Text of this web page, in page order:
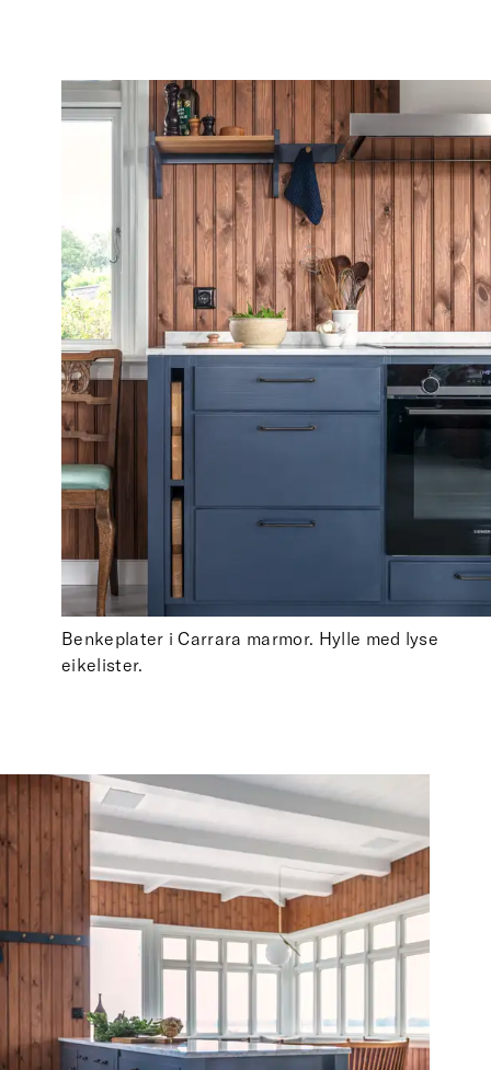
Benkeplater i Carrara marmor. Hylle med lyse
eikelister.